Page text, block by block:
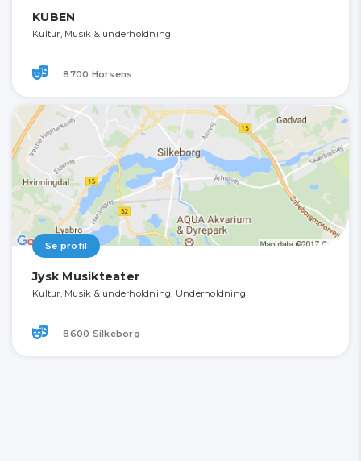
KUBEN
Kultur, Musik & underholdning
8700 Horsens
Se profil
Jysk Musikteater
Kultur, Musik & underholdning, Underholdning
8600 Silkeborg